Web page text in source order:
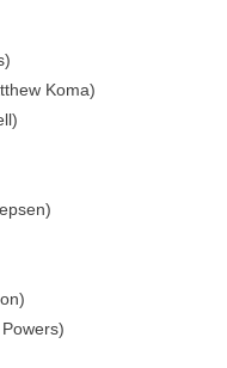
Koma)